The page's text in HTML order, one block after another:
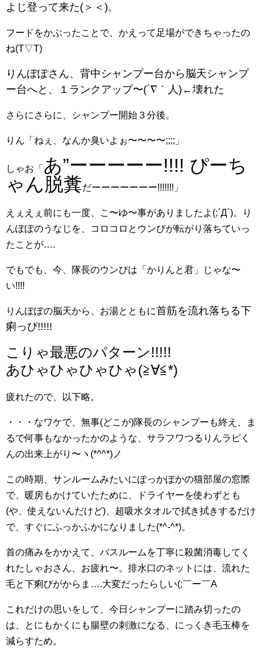
よじ登って来た(＞＜)。
フードをかぶったことで、かえって足場ができちゃったの
ね(T▽T)
りんぽぽさん、背中シャンプー台から脳天シャンプ
ー台へと、１ランクアップ〜(´∇｀人)←壊れた
さらにさらに、シャンプー開始３分後。
りん「ねぇ、なんか臭いよぉ〜〜〜〜;;;;」
しゃお「 あ”ーーーーー!!!! ぴーち
ゃん脱糞だーーーーーーー!!!!!!!」
えぇえぇ前にも一度、こ〜ゆ〜事がありましたよ(;´Д`)。り
んぽぽのうなじを、コロコロとウンぴが転がり落ちていっ
たことが….
でもでも、今、隊長のウンぴは「かりんと君」じゃな〜
い!!!!
りんぽぽの脳天から、お湯とともに首筋を流れ落ちる下
痢っぴ!!!!!
こりゃ最悪のパターン!!!!!
あひゃひゃひゃひゃ(≧∀≦*)
疲れたので、以下略。
・・・なワケで、無事(どこが)隊長のシャンプーも終え、ま
るで何事もなかったかのような、サラフワつるりんラピく
んの出来上がり〜ヽ(*^^*)ノ
この時期、サンルームみたいにぽっかぽかの猫部屋の窓際
で、暖房もかけていたために、ドライヤーを使わずとも
(や、使えないんだけど)、超吸水タオルで拭き拭きするだけ
で、すぐにふっかふかになりました(*^-^*)。
首の痛みをかかえて、バスルームを丁寧に殺菌消毒してく
れたしゃおさん、お疲れ〜。排水口のネットには、流れた
毛と下痢ぴがからま….大変だったらしい(;￣ー￣A
これだけの思いをして、今日シャンプーに踏み切ったの
は、とにもかくにも腸壁の刺激になる、にっくき毛玉棒を
減らすため。